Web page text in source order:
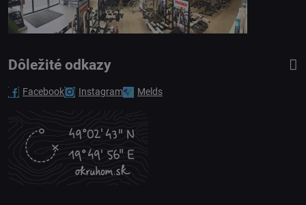
Dôležité odkazy
Facebook Instagram Melds